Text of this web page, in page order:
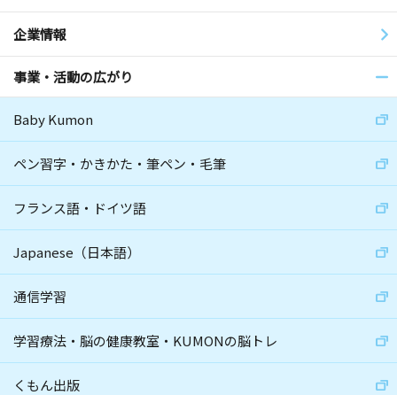
企業情報
事業・活動の広がり
Baby Kumon
ペン習字・かきかた・筆ペン・毛筆
フランス語・ドイツ語
Japanese（日本語）
通信学習
学習療法・脳の健康教室・KUMONの脳トレ
くもん出版